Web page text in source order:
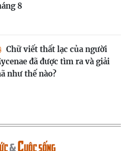
8
Chữ viết thất lạc của người
đã được tìm ra và giải
như thế nào?